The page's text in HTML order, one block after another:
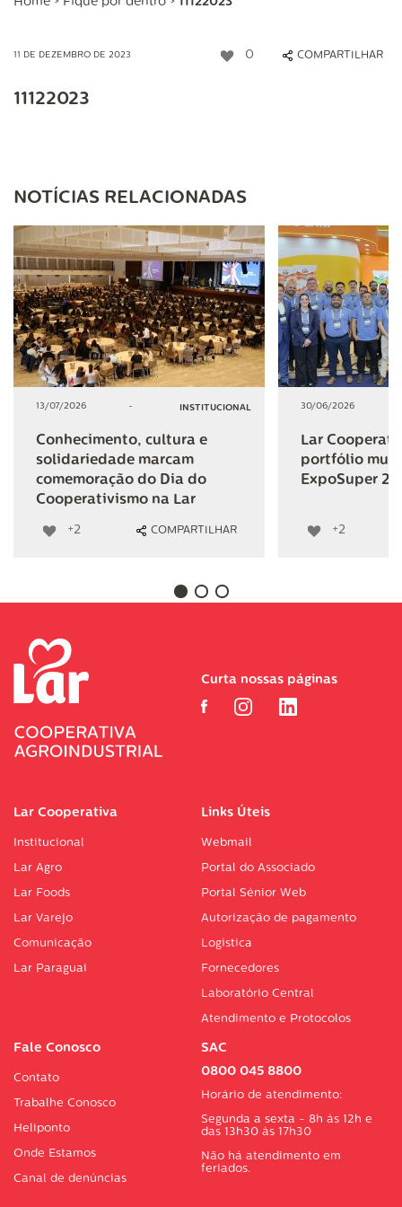
11 DE DEZEMBRO DE 2023 0 COMPARTILHAR
11122023
NOTÍCIAS RELACIONADAS
13/07/2026 - INSTITUCIONAL
Conhecimento, cultura e
solidariedade marcam
comemoração do Dia do
Cooperativismo na Lar
+2 COMPARTILHAR
30/06/2026
Lar
portfólio
ExpoSuper
+2
Lar Cooperativa
Institucional
Lar Agro
Lar Foods
Lar Varejo
Comunicação
Lar Paraguai
Links Úteis
Webmail
Portal do Associado
Portal Sénior Web
Autorização de pagamento
Logística
Fornecedores
Laboratório Central
Atendimento e Protocolos
Fale Conosco
Contato
Trabalhe Conosco
Heliponto
Onde Estamos
Canal de denúncias
SAC
0800 045 8800
Horário de atendimento:
Segunda a sexta - 8h às 12h e
das 13h30 às 17h30
Não há atendimento em
feriados.
Curta nossas páginas